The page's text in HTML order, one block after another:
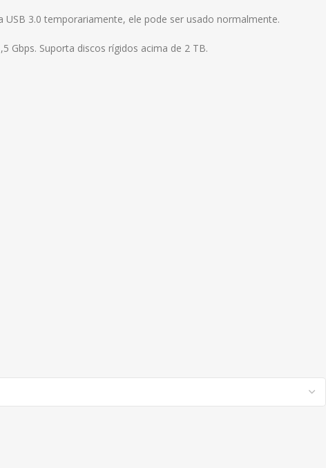
3.0 temporariamente, ele pode ser usado normalmente.
Gbps. Suporta discos rígidos acima de 2 TB.